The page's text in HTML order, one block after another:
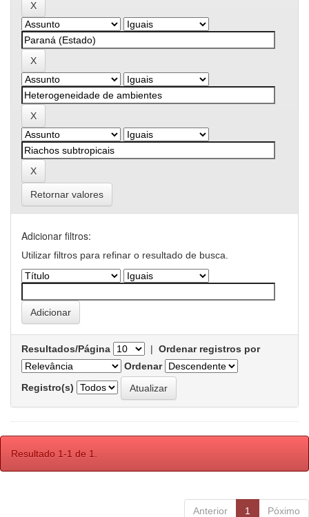
Retornar valores
Adicionar filtros:
Utilizar filtros para refinar o resultado de busca.
Resultados/Página | Ordenar registros por
Ordenar
Registro(s)
Resultado 1-1 de 1.
Anterior 1 Póximo